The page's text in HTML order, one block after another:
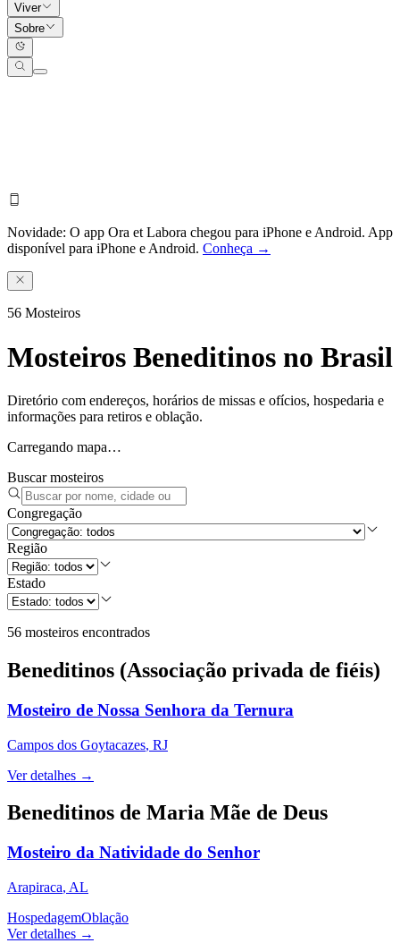
Viver
Sobre
Novidade: O app Ora et Labora chegou para iPhone e Android. App
disponível para iPhone e Android. Conheça →
56 Mosteiros
Mosteiros Beneditinos no Brasil
Diretório com endereços, horários de missas e ofícios, hospedaria e
informações para retiros e oblação.
Carregando mapa…
Buscar mosteiros
Congregação
Região
Estado
56 mosteiros encontrados
Beneditinos (Associação privada de fiéis)
Mosteiro de Nossa Senhora da Ternura
Campos dos Goytacazes, RJ
Ver detalhes →
Beneditinos de Maria Mãe de Deus
Mosteiro da Natividade do Senhor
Arapiraca, AL
HospedagemOblação
Ver detalhes →